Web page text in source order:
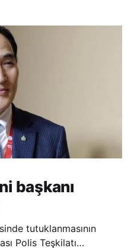
başkanı
tutuklanmasının
Polis Teşkilatı